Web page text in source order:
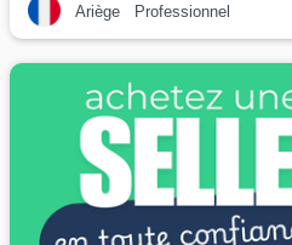
Ariège Professionnel